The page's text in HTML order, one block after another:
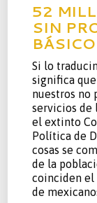
52
SIN
Si lo
significa
nuestros no
servicios de
el extinto
Política de
cosas se
de la
coinciden el
de